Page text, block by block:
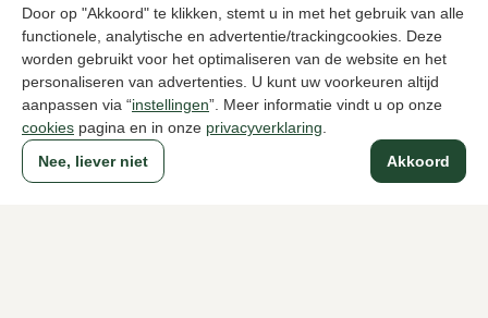
Door op "Akkoord" te klikken, stemt u in met het gebruik van alle
functionele, analytische en advertentie/trackingcookies. Deze
worden gebruikt voor het optimaliseren van de website en het
personaliseren van advertenties. U kunt uw voorkeuren altijd
aanpassen via “instellingen”. Meer informatie vindt u op onze
cookies pagina en in onze privacyverklaring
Akkoord
Nee, liever niet
Panama Jack
Bruine enkellaarzen dames
229,95
Kroll
Zwarte
289,95